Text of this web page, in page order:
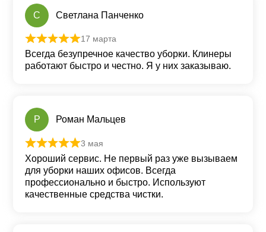
С Светлана Панченко
Оценка из 5
17 марта
Всегда безупречное качество уборки. Клинеры
работают быстро и честно. Я у них заказываю.
Р Роман Мальцев
Оценка
3 мая
Хороший сервис. Не первый раз уже вызываем
для уборки наших офисов. Всегда
профессионально и быстро. Используют
качественные средства чистки.